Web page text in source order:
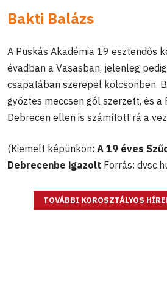
Bakti Balázs
A Puskás Akadémia 19 esztendős
évadban a Vasasban, jelenleg
csapatában szerepel kölcsönben.
győztes meccsen gól szerzett, és a
Debrecen ellen is számított rá a
(Kiemelt képünkön: A 19 éves
Debrecenbe igazolt Forrás:
TOVÁBBI KOROSZTÁLYOS